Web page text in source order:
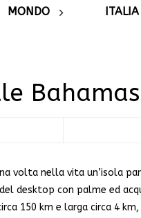
MONDO ITALIA
volta nella vita un’isola
desktop con palme ed
150 km e larga circa 4